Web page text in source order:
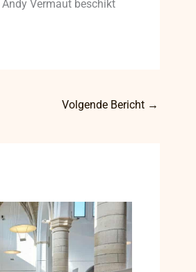
Andy Vermaut beschikt
Volgende Bericht →